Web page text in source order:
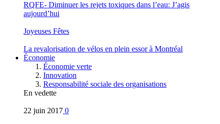
RQFE- Diminuer les rejets toxiques dans l’eau: J’agis
aujourd’hui
Joyeuses Fêtes
La revalorisation de vélos en plein essor à Montréal
Économie
Économie verte
Innovation
Responsabilité sociale des organisations
En vedette
22 juin 2017 0